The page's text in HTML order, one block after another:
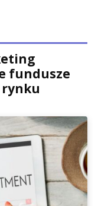
fundusze
rynku